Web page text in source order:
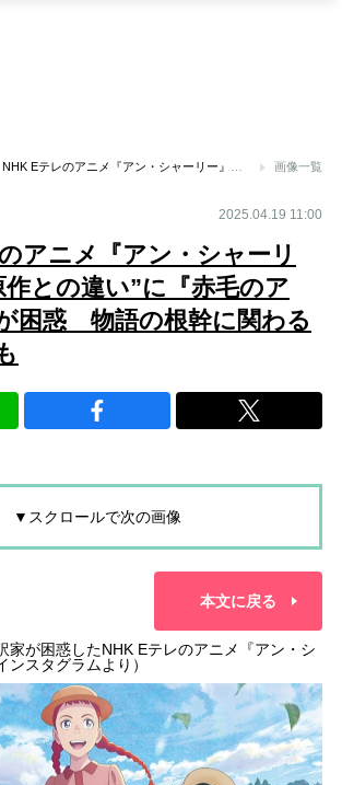
画像一覧
2025.04.19 11:00
アニメ『アン・シャーリ
作との違い”に『赤毛のア
困惑 物語の根幹に関わる
▼スクロールで次の画像
本文に戻る
家が困惑したNHK Eテレのアニメ『アン・シ
ンスタグラムより）